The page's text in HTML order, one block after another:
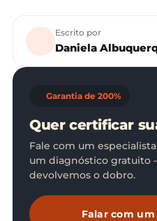
Escrito por
Daniela
Garantia de 200%
Quer certificar
Fale com um
um diagnóstico gratuito
devolvemos o dobro.
Falar com